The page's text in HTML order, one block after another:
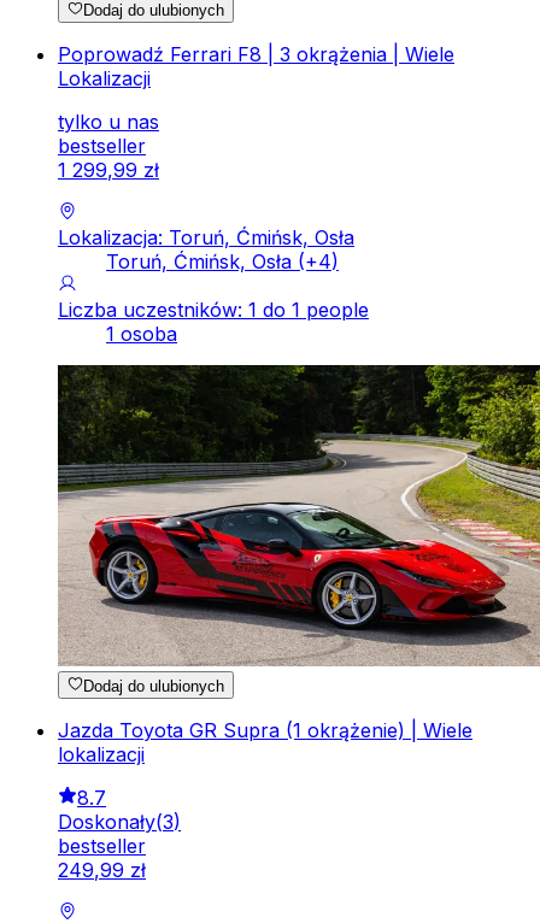
Dodaj do ulubionych
Poprowadź Ferrari F8 | 3 okrążenia | Wiele
Lokalizacji
tylko u nas
bestseller
1 299,99 zł
Lokalizacja: Toruń, Ćmińsk, Osła
Toruń, Ćmińsk, Osła (+4)
Liczba uczestników: 1 do 1 people
1 osoba
Dodaj do ulubionych
Jazda Toyota GR Supra (1 okrążenie) | Wiele
lokalizacji
8.7
Doskonały(3)
bestseller
249,99 zł